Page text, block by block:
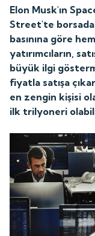
Elon Musk'ın
Street'te borsada
basınına göre
yatırımcıların,
büyük ilgi
fiyatla satışa
en zengin kişisi
ilk trilyoneri